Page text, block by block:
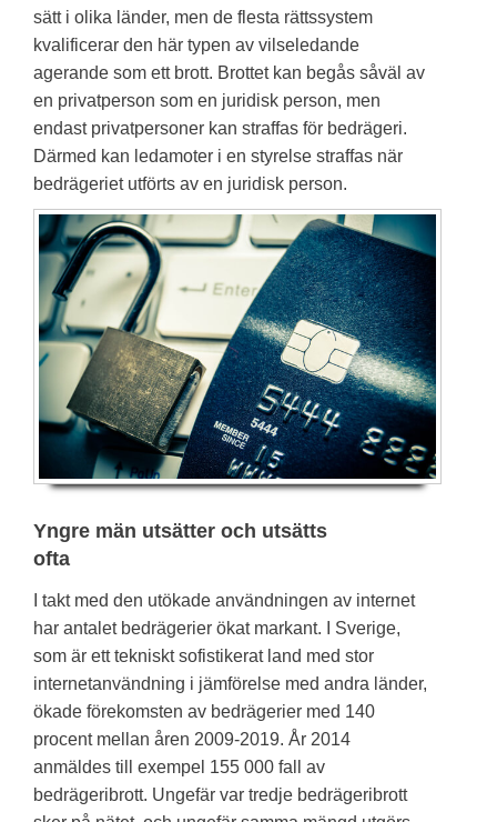
sätt i olika länder, men de flesta rättssystem
kvalificerar den här typen av vilseledande
agerande som ett brott. Brottet kan begås såväl av
en privatperson som en juridisk person, men
endast privatpersoner kan straffas för bedrägeri.
Därmed kan ledamoter i en styrelse straffas när
bedrägeriet utförts av en juridisk person.
Yngre män utsätter och utsätts
ofta
I takt med den utökade användningen av internet
har antalet bedrägerier ökat markant. I Sverige,
som är ett tekniskt sofistikerat land med stor
internetanvändning i jämförelse med andra länder,
ökade förekomsten av bedrägerier med 140
procent mellan åren 2009-2019. År 2014
anmäldes till exempel 155 000 fall av
bedrägeribrott. Ungefär var tredje bedrägeribrott